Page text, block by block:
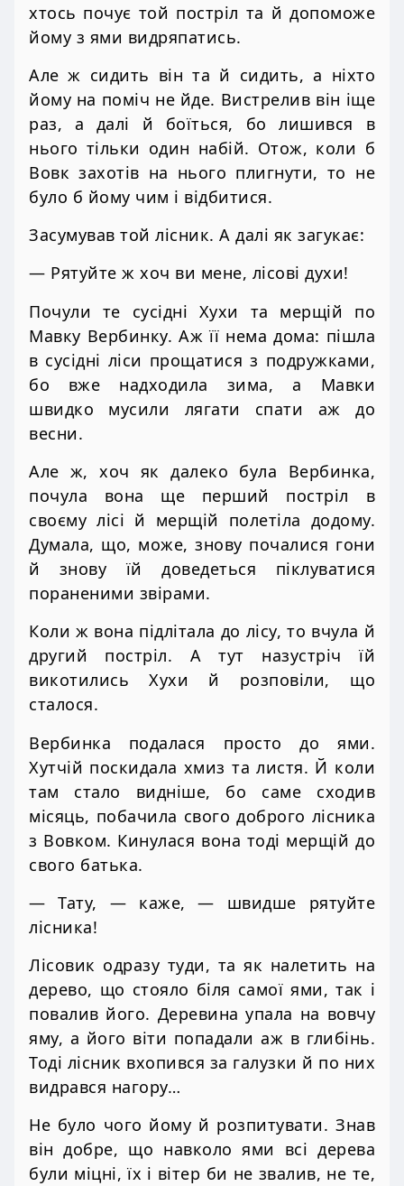
хтось почує той постріл та й допоможе
йому з ями видряпатись.
Але ж сидить він та й сидить, а ніхто
йому на поміч не йде. Вистрелив він іще
раз, а далі й боїться, бо лишився в
нього тільки один набій. Отож, коли б
Вовк захотів на нього плигнути, то не
було б йому чим і відбитися.
Засумував той лісник. А далі як загукає:
— Рятуйте ж хоч ви мене, лісові духи!
Почули те сусідні Хухи та мерщій по
Мавку Вербинку. Аж її нема дома: пішла
в сусідні ліси прощатися з подружками,
бо вже надходила зима, а Мавки
швидко мусили лягати спати аж до
весни.
Але ж, хоч як далеко була Вербинка,
почула вона ще перший постріл в
своєму лісі й мерщій полетіла додому.
Думала, що, може, знову почалися гони
й знову їй доведеться піклуватися
пораненими звірами.
Коли ж вона підлітала до лісу, то вчула й
другий постріл. А тут назустріч їй
викотились Хухи й розповіли, що
сталося.
Вербинка подалася просто до ями.
Хутчій поскидала хмиз та листя. Й коли
там стало видніше, бо саме сходив
місяць, побачила свого доброго лісника
з Вовком. Кинулася вона тоді мерщій до
свого батька.
— Тату, — каже, — швидше рятуйте
лісника!
Лісовик одразу туди, та як налетить на
дерево, що стояло біля самої ями, так і
повалив його. Деревина упала на вовчу
яму, а його віти попадали аж в глибінь.
Тоді лісник вхопився за галузки й по них
видрався нагору…
Не було чого йому й розпитувати. Знав
він добре, що навколо ями всі дерева
були міцні, їх і вітер би не звалив, не те,